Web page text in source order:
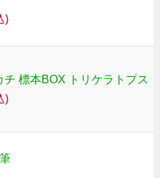
)
チ 標本BOX トリケラトプス
)